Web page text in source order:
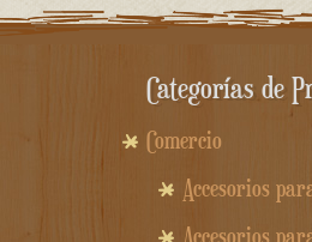
Categorías de
Comercio
Accesorios